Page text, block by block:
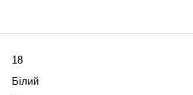
18
Білий